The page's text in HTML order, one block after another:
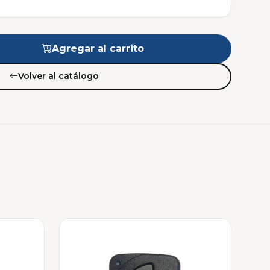
Agregar al carrito
Volver al catálogo